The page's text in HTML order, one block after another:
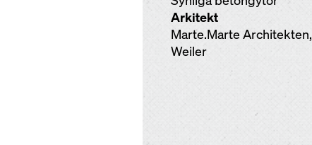
Arkitekt
Marte.Marte Architekten,
Weiler